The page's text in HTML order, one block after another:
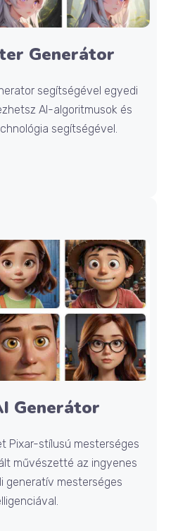
Generátor
segítségével egyedi
AI-algoritmusok és
segítségével.
Generátor
Pixar-stílusú mesterséges
művészetté az ingyenes
generatív mesterséges